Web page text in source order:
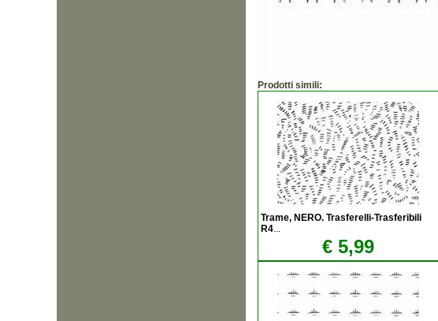
Prodotti simili:
Trame, NERO. Trasferelli-Trasferibili
R4...
€ 5,99